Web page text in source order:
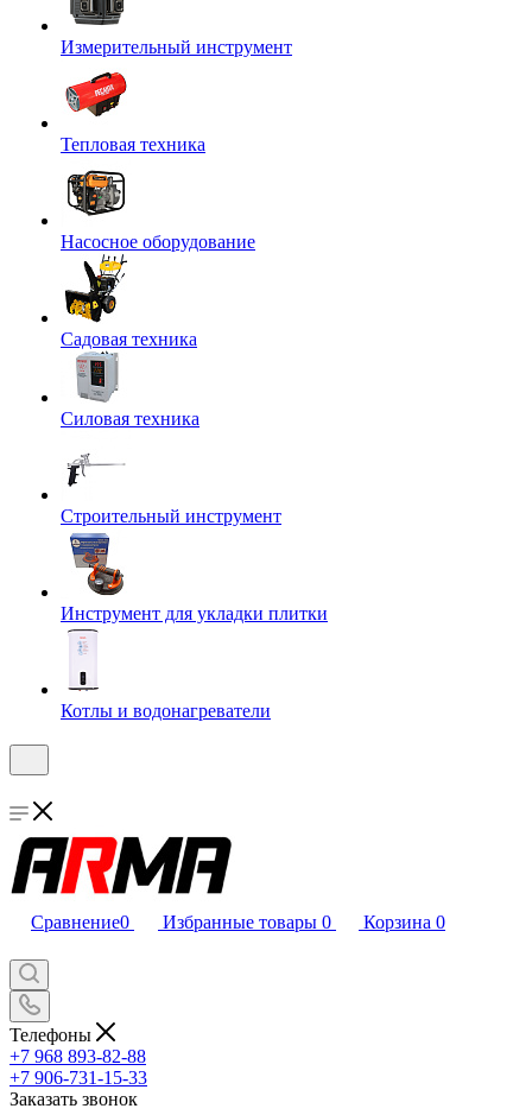
Измерительный инструмент
Тепловая техника
Насосное оборудование
Садовая техника
Силовая техника
Строительный инструмент
Инструмент для укладки плитки
Котлы и водонагреватели
Сравнение0 Избранные товары 0 Корзина 0
Телефоны
+7 968 893-82-88
+7 906-731-15-33
Заказать звонок